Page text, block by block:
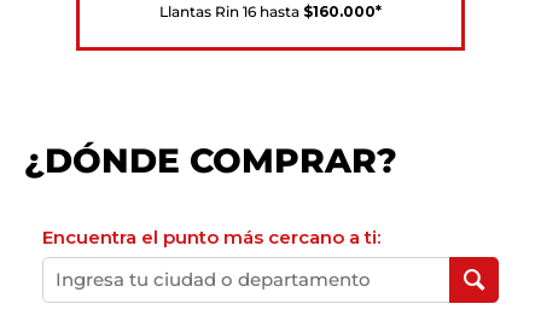
Llantas Rin 16 hasta $160.000*
¿DÓNDE COMPRAR?
Encuentra el punto más cercano a ti: